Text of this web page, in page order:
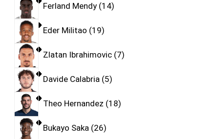
Ferland Mendy 14
Eder Militao 19
Zlatan Ibrahimovic 7
Davide Calabria 5
Theo Hernandez 18
Bukayo Saka 26